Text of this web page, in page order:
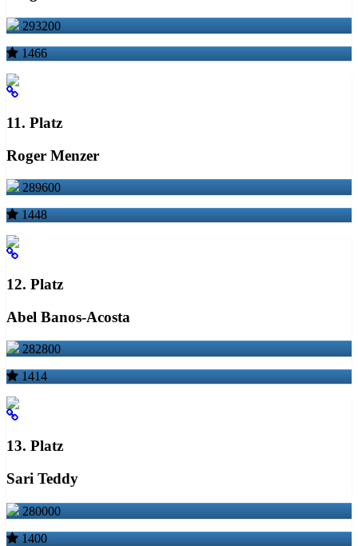
293200
1466
11. Platz
Roger Menzer
289600
1448
12. Platz
Abel Banos-Acosta
282800
1414
13. Platz
Sari Teddy
280000
1400